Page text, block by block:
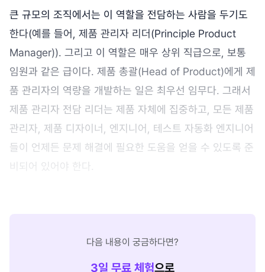
큰 규모의 조직에서는 이 역할을 전담하는 사람을 두기도
한다(예를 들어, 제품 관리자 리더(Principle Product
Manager)). 그리고 이 역할은 매우 상위 직급으로, 보통
임원과 같은 급이다. 제품 총괄(Head of Product)에게 제
품 관리자의 역량을 개발하는 일은 최우선 임무다. 그래서
제품 관리자 전담 리더는 제품 자체에 집중하고, 모든 제품
관리자, 제품 디자이너, 엔지니어, 테스트 자동화 엔지니어
들이 언제든 문제 해결에 필요한 도움을 얻을 수 있도록 준
비되어 있어야 한다.
다음 내용이 궁금하다면?
3일 무료 체험으로